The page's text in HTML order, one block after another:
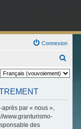
Connexion
e
après par « nous »,
www.granturismo-
des